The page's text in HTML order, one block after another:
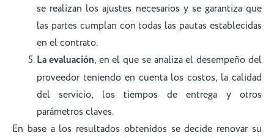
se realizan los ajustes necesarios y se garantiza que
las partes cumplan con todas las pautas establecidas
en el contrato.
La evaluación, en el que se analiza el desempeño del
proveedor teniendo en cuenta los costos, la calidad
del servicio, los tiempos de entrega y otros
parámetros claves.
En base a los resultados obtenidos se decide renovar su